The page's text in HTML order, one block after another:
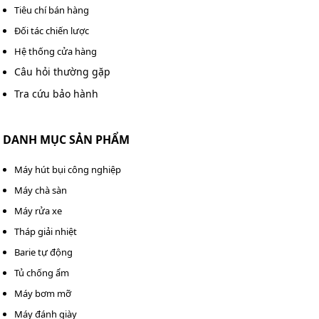
Như vậy chúng ta đã cùng bạn đi tìm hiểu chi tiết những
điểm nổi bật nhất của
KMS-S13 . Có thể nói đây là thiết bị rất đáng để đầu tư.
Để được hỗ trợ mua sản phẩm nhanh chóng nhất quý
khách vui lòng liên hệ
Tiêu chí bán hàng
Đối tác chiến lược
Hệ thống cửa hàng
Câu hỏi thường gặp
Tra cứu bảo hành
DANH MỤC SẢN PHẨM
Máy hút bụi công nghiệp
Máy chà sàn
Máy rửa xe
Tháp giải nhiệt
Barie tự động
Tủ chống ẩm
Máy bơm mỡ
Máy đánh giày